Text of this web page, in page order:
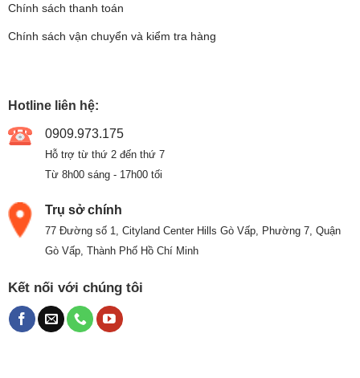
Chính sách thanh toán
Chính sách vận chuyển và kiểm tra hàng
Hotline liên hệ:
0909.973.175
Hỗ trợ từ thứ 2 đến thứ 7
Từ 8h00 sáng - 17h00 tối
Trụ sở chính
77 Đường số 1, Cityland Center Hills Gò Vấp, Phường 7, Quận
Gò Vấp, Thành Phố Hồ Chí Minh
Kết nối với chúng tôi